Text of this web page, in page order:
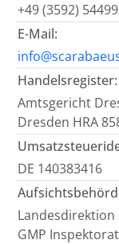
+49 (3592)
E-Mail:
Handelsregister:
Amtsgericht
Dresden HRA
DE 140383416
Landesdirektion
GMP